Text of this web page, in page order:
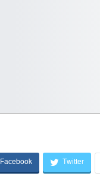
Facebook Twitter